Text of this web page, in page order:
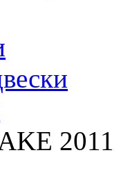
2011